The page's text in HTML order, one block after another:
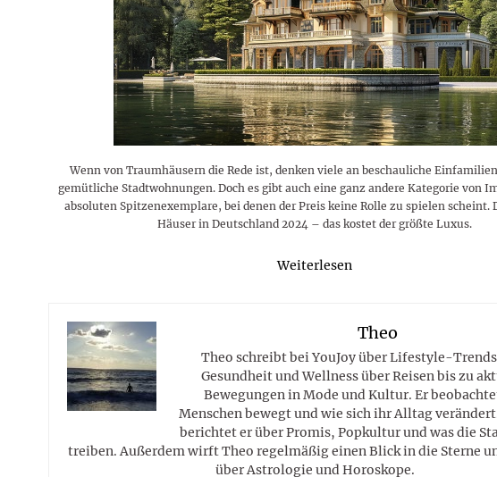
Stars 2026
MORE
MORE
dahintersteckt und was bei
Plattformen zu beachten ist
MORE
MORE
Sternzeichen
MORE
Jahre
MORE
Wenn von Traumhäusern die Rede ist, denken viele an beschauliche
gemütliche Stadtwohnungen. Doch es gibt auch eine ganz andere Kategorie von
absoluten Spitzenexemplare, bei denen der Preis keine Rolle zu spielen scheint.
Häuser in Deutschland 2024 – das kostet der größte Luxus.
Weiterlesen
Theo
Theo schreibt bei YouJoy über Lifestyle-
Gesundheit und Wellness über Reisen bis zu
Bewegungen in Mode und Kultur. Er
Menschen bewegt und wie sich ihr Alltag
berichtet er über Promis, Popkultur und was die
treiben. Außerdem wirft Theo regelmäßig einen Blick in die Sterne
über Astrologie und Horoskope.